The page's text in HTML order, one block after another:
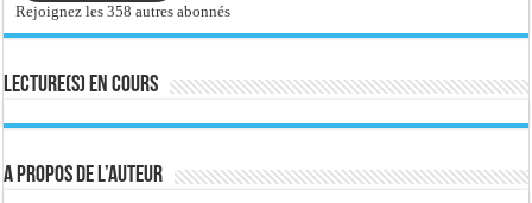
Rejoignez les 358 autres abonnés
Lecture(s) en cours
A propos de l’auteur